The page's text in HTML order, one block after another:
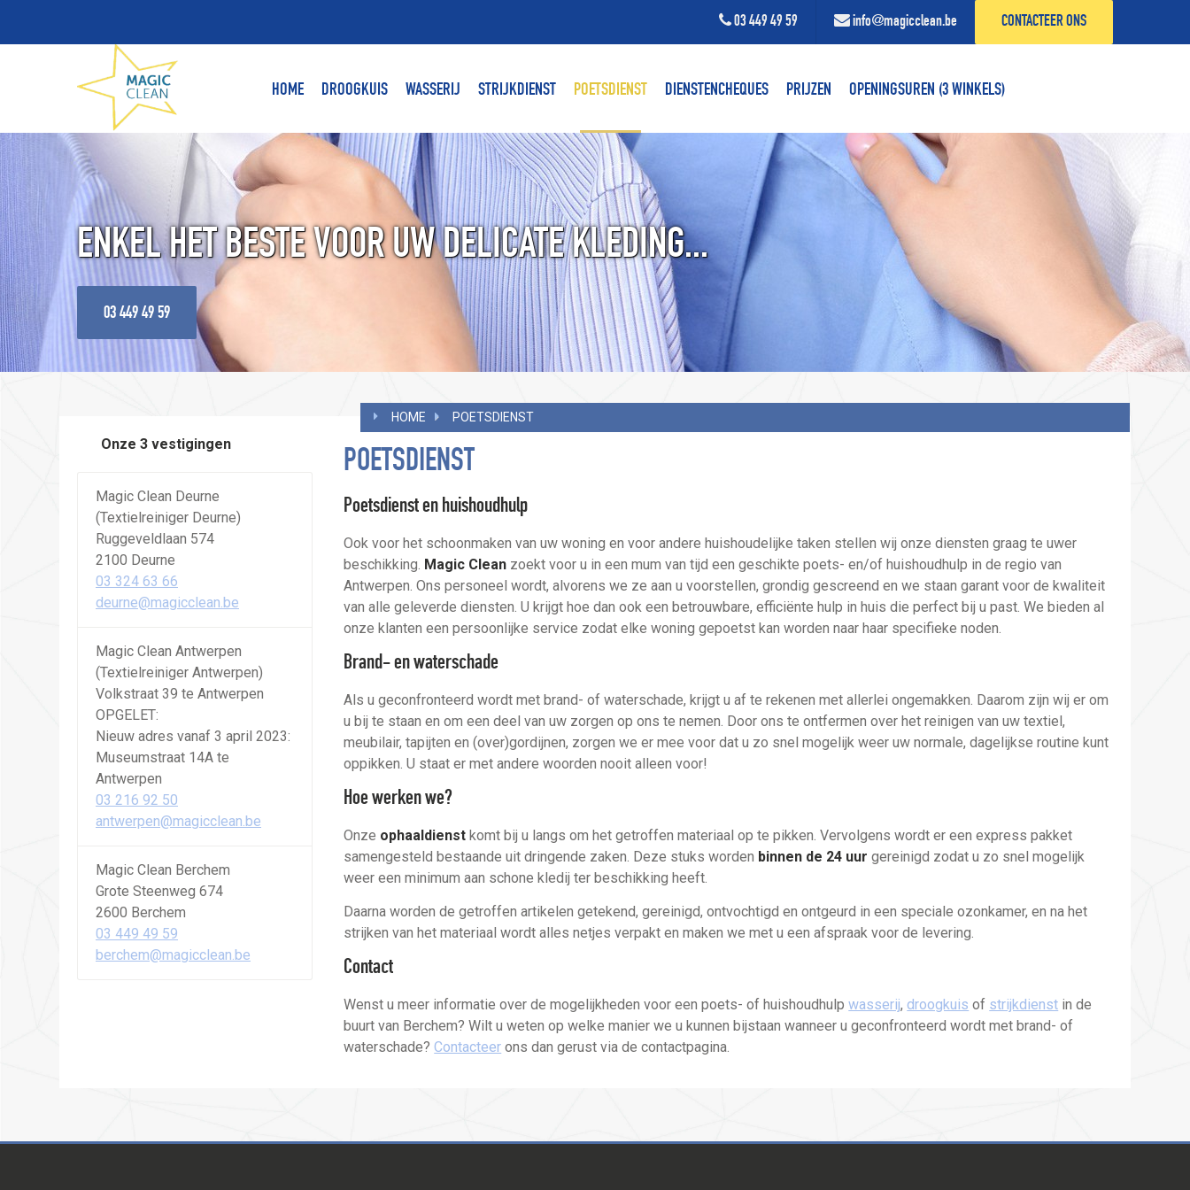
03 449 49 59 info@magicclean.be CONTACTEER ONS
HOME DROOGKUIS WASSERIJ STRIJKDIENST POETSDIENST DIENSTENCHEQUES PRIJZEN OPENINGSUREN (3 WINKELS)
ENKEL HET BESTE VOOR UW DELICATE KLEDING...
03 449 49 59
Onze 3 vestigingen
Magic Clean Deurne
(Textielreiniger Deurne)
Ruggeveldlaan 574
2100 Deurne
03 324 63 66
deurne@magicclean.be
Magic Clean Antwerpen
(Textielreiniger Antwerpen)
Volkstraat 39 te Antwerpen
OPGELET:
Nieuw adres vanaf 3 april 2023:
Museumstraat 14A te
Antwerpen
03 216 92 50
antwerpen@magicclean.be
Magic Clean Berchem
Grote Steenweg 674
2600 Berchem
03 449 49 59
berchem@magicclean.be
HOME POETSDIENST
POETSDIENST
Poetsdienst en huishoudhulp
Ook voor het schoonmaken van uw woning en voor andere huishoudelijke taken stellen wij onze diensten graag te uwer
beschikking. Magic Clean zoekt voor u in een mum van tijd een geschikte poets- en/of huishoudhulp in de regio van
Antwerpen. Ons personeel wordt, alvorens we ze aan u voorstellen, grondig gescreend en we staan garant voor de kwaliteit
van alle geleverde diensten. U krijgt hoe dan ook een betrouwbare, efficiënte hulp in huis die perfect bij u past. We bieden al
onze klanten een persoonlijke service zodat elke woning gepoetst kan worden naar haar specifieke noden.
Brand- en waterschade
Als u geconfronteerd wordt met brand- of waterschade, krijgt u af te rekenen met allerlei ongemakken. Daarom zijn wij er om
u bij te staan en om een deel van uw zorgen op ons te nemen. Door ons te ontfermen over het reinigen van uw textiel,
meubilair, tapijten en (over)gordijnen, zorgen we er mee voor dat u zo snel mogelijk weer uw normale, dagelijkse routine kunt
oppikken. U staat er met andere woorden nooit alleen voor!
Hoe werken we?
Onze ophaaldienstkomt bij u langs om het getroffen materiaal op te pikken. Vervolgens wordt er een express pakket
samengesteld bestaande uit dringende zaken. Deze stuks worden binnen de 24 uur gereinigd zodat u zo snel mogelijk
weer een minimum aan schone kledij ter beschikking heeft.
Daarna worden de getroffen artikelen getekend, gereinigd, ontvochtigd en ontgeurd in een speciale ozonkamer, en na het
strijken van het materiaal wordt alles netjes verpakt en maken we met u een afspraak voor de levering.
Contact
Wenst u meer informatie over de mogelijkheden voor een poets- of huishoudhulpwasserij,droogkuis of strijkdienst in de
buurt van Berchem? Wilt u weten op welke manier we u kunnen bijstaan wanneer u geconfronteerd wordt met brand- of
waterschade?Contacteer ons dan gerust via de contactpagina.